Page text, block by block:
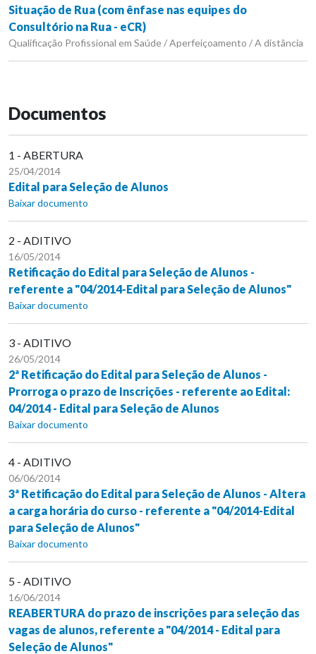
Situação de Rua (com ênfase nas equipes do
Consultório na Rua - eCR)
Qualificação Profissional em Saúde / Aperfeiçoamento / A distância
Documentos
1 - ABERTURA
25/04/2014
Edital para Seleção de Alunos
Baixar documento
2 - ADITIVO
16/05/2014
Retificação do Edital para Seleção de Alunos -
referente a "04/2014-Edital para Seleção de Alunos"
Baixar documento
3 - ADITIVO
26/05/2014
2ª Retificação do Edital para Seleção de Alunos -
Prorroga o prazo de Inscrições - referente ao Edital:
04/2014 - Edital para Seleção de Alunos
Baixar documento
4 - ADITIVO
06/06/2014
3ª Retificação do Edital para Seleção de Alunos - Altera
a carga horária do curso - referente a "04/2014-Edital
para Seleção de Alunos"
Baixar documento
5 - ADITIVO
16/06/2014
REABERTURA do prazo de inscrições para seleção das
vagas de alunos, referente a "04/2014 - Edital para
Seleção de Alunos"